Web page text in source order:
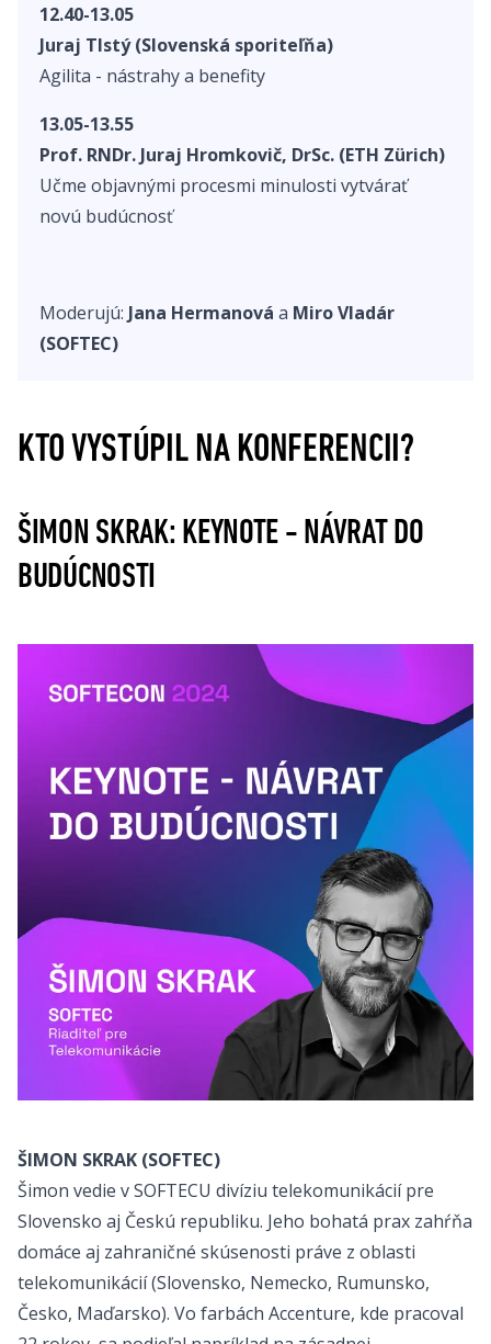
12.40-13.05
Juraj Tlstý (Slovenská sporiteľňa)
Agilita - nástrahy a benefity
13.05-13.55
Prof. RNDr. Juraj Hromkovič, DrSc. (ETH Zürich)
Učme objavnými procesmi minulosti vytvárať
novú budúcnosť
Moderujú: Jana Hermanová a Miro Vladár
(SOFTEC)
KTO VYSTÚPIL NA KONFERENCII?
ŠIMON SKRAK: KEYNOTE - NÁVRAT DO
BUDÚCNOSTI
ŠIMON SKRAK (SOFTEC)
Šimon vedie v SOFTECU divíziu telekomunikácií pre
Slovensko aj Českú republiku. Jeho bohatá prax zahŕňa
domáce aj zahraničné skúsenosti práve z oblasti
telekomunikácií (Slovensko, Nemecko, Rumunsko,
Česko, Maďarsko). Vo farbách Accenture, kde pracoval